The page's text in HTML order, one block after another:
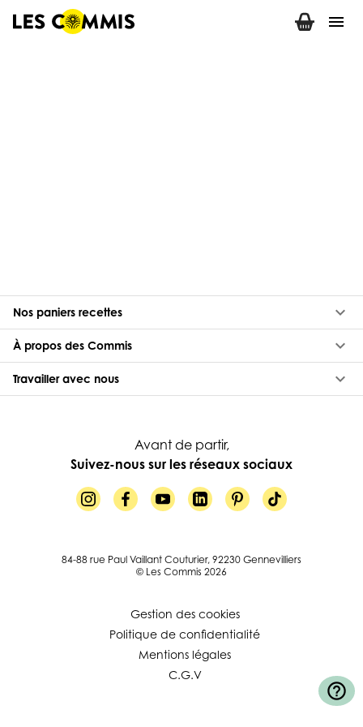
menu
Nos paniers recettes keyboard_arrow_down
À propos des Commis keyboard_arrow_down
Travailler avec nous keyboard_arrow_down
Avant de partir,
Suivez-nous sur les réseaux sociaux
84-88 rue Paul Vaillant Couturier, 92230 Gennevilliers
© Les Commis 2026
Gestion des cookies
Politique de confidentialité
Mentions légales
C.G.V
help_outline